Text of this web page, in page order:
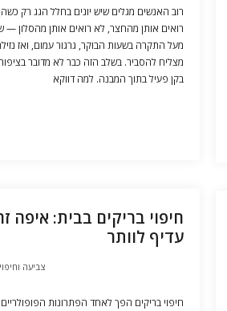
רוב האנשים מגלים שיש יונים בחלל הגג רק
רואים אותן מהחצר, לא רואים אותן מהסלון —
מעל התקרה בשעות הבוקר, גרגור עמום, ואז
מצליח להסביר. בשלב הזה כבר לא מדובר
בקן פעיל בתוך המבנה. למה דווקא
חיפוי בריקים בבית: איפה
עדיף לוותר
צביעה
חיפוי בריקים הפך לאחד הפתרונות